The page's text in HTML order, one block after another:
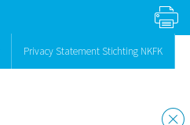
Privacy Statement Stichting NKFK